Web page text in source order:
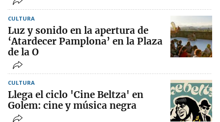
CULTURA
Luz y sonido en la apertura de
‘Atardecer Pamplona’ en la Plaza
de la O
CULTURA
Llega el ciclo 'Cine Beltza' en
Golem: cine y música negra